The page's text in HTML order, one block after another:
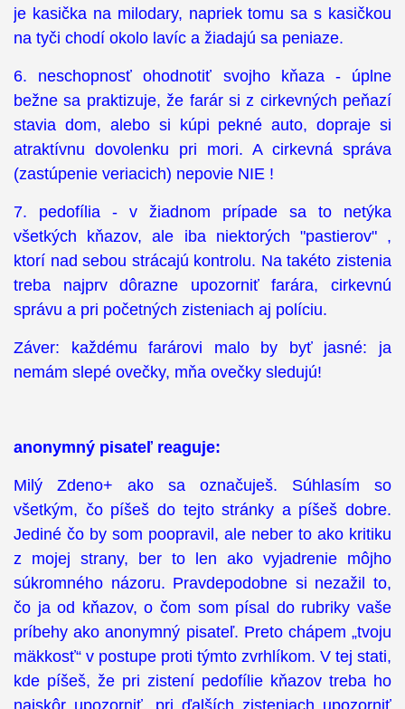
je kasička na milodary, napriek tomu sa s kasičkou
na tyči chodí okolo lavíc a žiadajú sa peniaze.
6. neschopnosť ohodnotiť svojho kňaza - úplne
bežne sa praktizuje, že farár si z cirkevných peňazí
stavia dom, alebo si kúpi pekné auto, dopraje si
atraktívnu dovolenku pri mori. A cirkevná správa
(zastúpenie veriacich) nepovie NIE !
7. pedofília - v žiadnom prípade sa to netýka
všetkých kňazov, ale iba niektorých "pastierov" ,
ktorí nad sebou strácajú kontrolu. Na takéto zistenia
treba najprv dôrazne upozorniť farára, cirkevnú
správu a pri početných zisteniach aj políciu.
Záver: každému farárovi malo by byť jasné: ja
nemám slepé ovečky, mňa ovečky sledujú!
anonymný pisateľ reaguje:
Milý Zdeno+ ako sa označuješ. Súhlasím so
všetkým, čo píšeš do tejto stránky a píšeš dobre.
Jediné čo by som poopravil, ale neber to ako kritiku
z mojej strany, ber to len ako vyjadrenie môjho
súkromného názoru. Pravdepodobne si nezažil to,
čo ja od kňazov, o čom som písal do rubriky vaše
príbehy ako anonymný pisateľ. Preto chápem „tvoju
mäkkosť“ v postupe proti týmto zvrhlíkom. V tej stati,
kde píšeš, že pri zistení pedofílie kňazov treba ho
najskôr upozorniť, pri ďalších zisteniach upozorniť